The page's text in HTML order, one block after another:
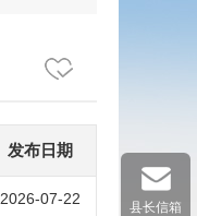
发布日期
2026-07-22 县长信箱